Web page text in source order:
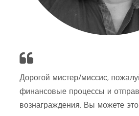
Дорогой мистер/миссис,
финансовые процессы и
вознаграждения. Вы можете это